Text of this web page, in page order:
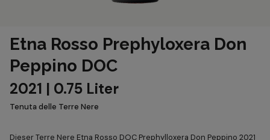
Etna Rosso Prephyloxera Don
Peppino DOC
2021 | 0.75 Liter
Tenuta delle Terre Nere
Dieser Terre Nere Etna Rosso DOC Prephylloxera Don Peppino 2021